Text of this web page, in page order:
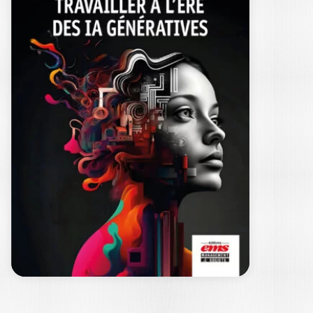
GENERATIVE AI AT
WORK
JÉRÉMY LAMRI|
GASPARD TERTRAIS|
AURORA SILVER
Generative AI at work embarks on an
exploratory journey into the
transformations artificial…
29,00€